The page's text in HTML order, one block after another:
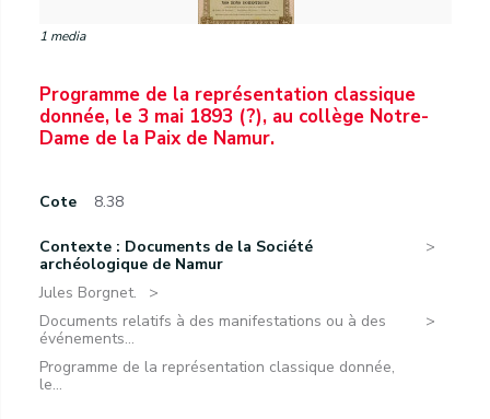
1 media
Programme de la représentation classique
donnée, le 3 mai 1893 (?), au collège Notre-
Dame de la Paix de Namur.
Cote 8.38
Contexte : Documents de la Société
archéologique de Namur
Jules Borgnet.
Documents relatifs à des manifestations ou à des
événements...
Programme de la représentation classique donnée,
le...